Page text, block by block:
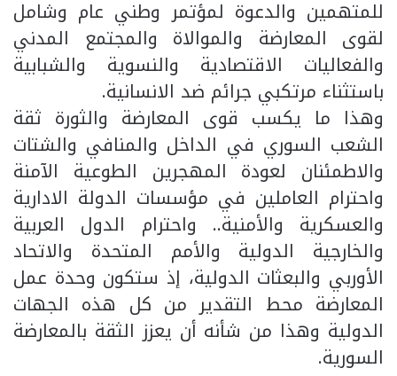
للمتهمين والدعوة لمؤتمر وطني عام وشامل
لقوى المعارضة والموالاة والمجتمع المدني
والفعاليات الاقتصادية والنسوية والشبابية
باستثناء مرتكبي جرائم ضد الانسانية.
وهذا ما يكسب قوى المعارضة والثورة ثقة
الشعب السوري في الداخل والمنافي والشتات
والاطمئنان لعودة المهجرين الطوعية الآمنة
واحترام العاملين في مؤسسات الدولة الادارية
والعسكرية والأمنية.. واحترام الدول العربية
والخارجية الدولية والأمم المتحدة والاتحاد
الأوربي والبعثات الدولية، إذ ستكون وحدة عمل
المعارضة محط التقدير من كل هذه الجهات
الدولية وهذا من شأنه أن يعزز الثقة بالمعارضة
السورية.